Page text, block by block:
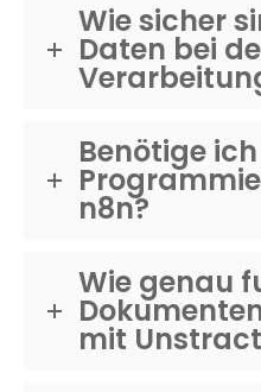
Wie sicher
Daten bei
Benötige ich
n8n?
Wie genau
mit